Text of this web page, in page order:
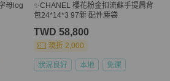
母log
✨CHANEL 櫻花粉金扣流蘇手提肩背
包24*14*3 97新 配件塵袋
TWD 58,800
現折 2,000
狀況良好 本地 免運